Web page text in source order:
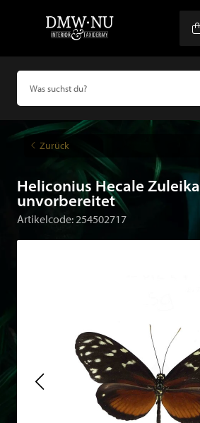
Zurück
Heliconius Hecale Zuleika
unvorbereitet
Artikelcode: 254502717